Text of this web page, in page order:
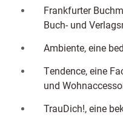
Frankfurter
Buch- und
Ambiente, eine
Tendence, eine
und
TrauDich!, eine